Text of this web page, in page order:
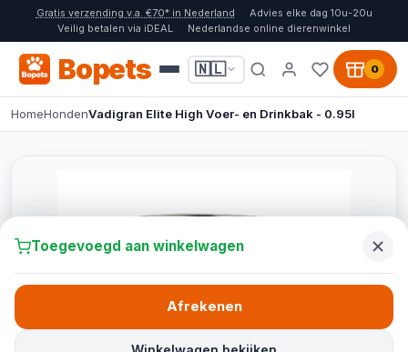
Gratis verzending v.a. €70* in Nederland
Advies elke dag 10u-20u
Veilig betalen via iDEAL
Nederlandse online dierenwinkel
Bopets 🇳🇱 0
HomeHondenVadigran Elite High Voer- en Drinkbak - 0.95l
Toegevoegd aan winkelwagen
Afrekenen